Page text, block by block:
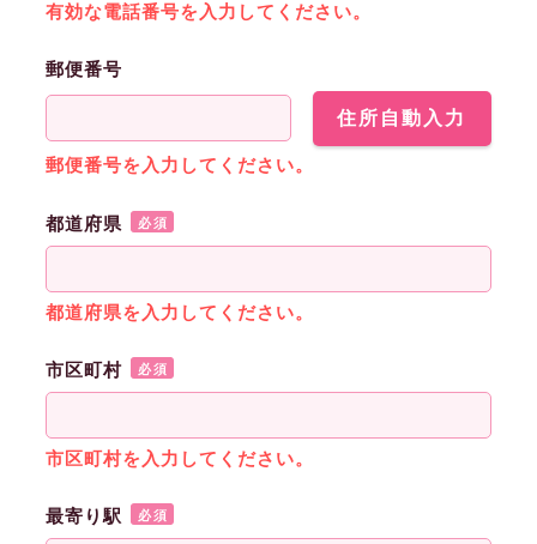
有効な電話番号を入力してください。
郵便番号
住所自動入力
郵便番号を入力してください。
都道府県 必須
都道府県を入力してください。
市区町村 必須
市区町村を入力してください。
最寄り駅 必須